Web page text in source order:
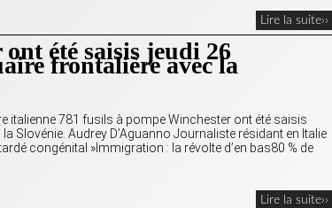
Lire la suite››
été saisis jeudi 26
frontalière avec la
italienne 781 fusils à pompe Winchester ont été saisis
Slovénie. Audrey D’Aguanno Journaliste résidant en Italie
congénital »Immigration : la révolte d’en bas80 % de
Lire la suite››